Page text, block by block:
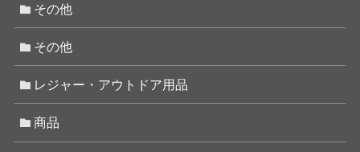
その他
その他
レジャー・アウトドア用品
商品